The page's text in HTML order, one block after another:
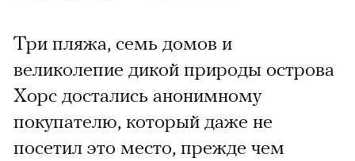
Три пляжа, семь домов и
великолепие дикой природы острова
Хорс достались анонимному
покупателю, который даже не
посетил это место, прежде чем